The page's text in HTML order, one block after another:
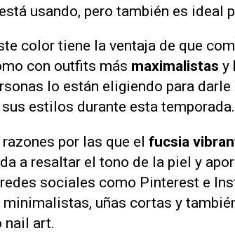
usando, pero también es ideal
color tiene la ventaja de que
con outfits más maximalistas y
lo están eligiendo para
estilos durante esta temporada.
por las que el fucsia
a resaltar el tono de la piel y
sociales como Pinterest e
minimalistas, uñas cortas y
nail art.